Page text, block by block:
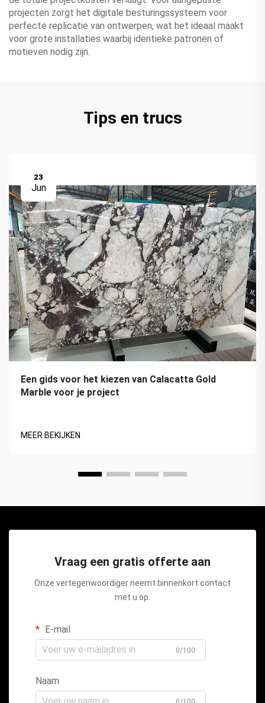
projecten zorgt het digitale besturingssysteem voor
perfecte replicatie van ontwerpen, wat het ideaal maakt
voor grote installaties waarbij identieke patronen of
motieven nodig zijn.
Tips en trucs
23
Jun
Een gids voor het kiezen van Calacatta Gold
Marble voor je project
MEER BEKIJKEN
Vraag een gratis offerte aan
Onze vertegenwoordiger neemt binnenkort contact
met u op.
E-mail
0/100
Naam